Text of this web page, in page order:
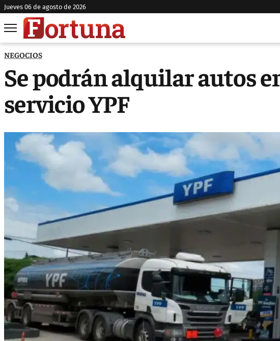
jueves 06 de agosto de 2026
NEGOCIOS
Se podrán alquilar autos
servicio YPF